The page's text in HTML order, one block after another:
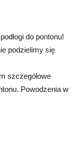
do pontonu!
podzielimy się
szczegółowe
Powodzenia w